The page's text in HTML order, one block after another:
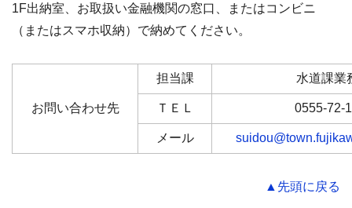
1F出納室、お取扱い金融機関の窓口、またはコンビニ
（またはスマホ収納）で納めてください。
お問い合わせ先
担当課 水道課業
ＴＥＬ 0555-72-
メール
▲先頭に戻る